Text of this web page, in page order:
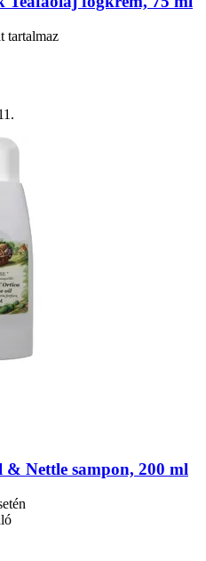
tartalmaz
& Nettle sampon, 200 ml